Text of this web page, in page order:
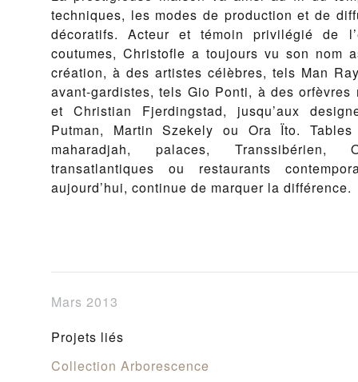
techniques, les modes de production et de
décoratifs. Acteur et témoin privilégié de
coutumes, Christofle a toujours vu son nom
création, à des artistes célèbres, tels Man
avant-gardistes, tels Gio Ponti, à des
et Christian Fjerdingstad, jusqu’aux
Putman, Martin Szekely ou Ora Ïto.
maharadjah, palaces, Transsibérien,
transatlantiques ou restaurants
aujourd’hui, continue de marquer la différence.
Mars 2013
Projets liés
Collection Arborescence